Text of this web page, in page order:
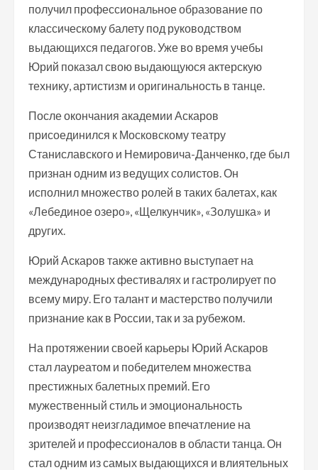
получил профессиональное образование по
классическому балету под руководством
выдающихся педагогов. Уже во время учебы
Юрий показал свою выдающуюся актерскую
технику, артистизм и оригинальность в танце.
После окончания академии Аскаров
присоединился к Московскому театру
Станиславского и Немировича-Данченко, где был
признан одним из ведущих солистов. Он
исполнил множество ролей в таких балетах, как
«Лебединое озеро», «Щелкунчик», «Золушка» и
других.
Юрий Аскаров также активно выступает на
международных фестивалях и гастролирует по
всему миру. Его талант и мастерство получили
признание как в России, так и за рубежом.
На протяжении своей карьеры Юрий Аскаров
стал лауреатом и победителем множества
престижных балетных премий. Его
мужественный стиль и эмоциональность
производят неизгладимое впечатление на
зрителей и профессионалов в области танца. Он
стал одним из самых выдающихся и влиятельных